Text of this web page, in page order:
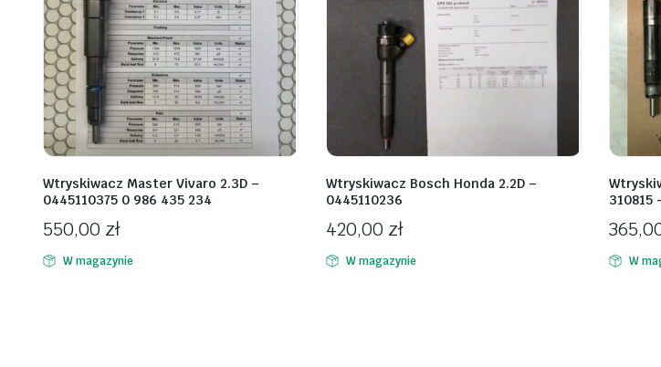
Wtryskiwacz Master Vivaro 2.3D –
0445110375 0 986 435 234
550,00 zł
W magazynie
Wtryskiwacz Bosch Honda 2.2D –
0445110236
420,00 zł
W magazynie
310815
W